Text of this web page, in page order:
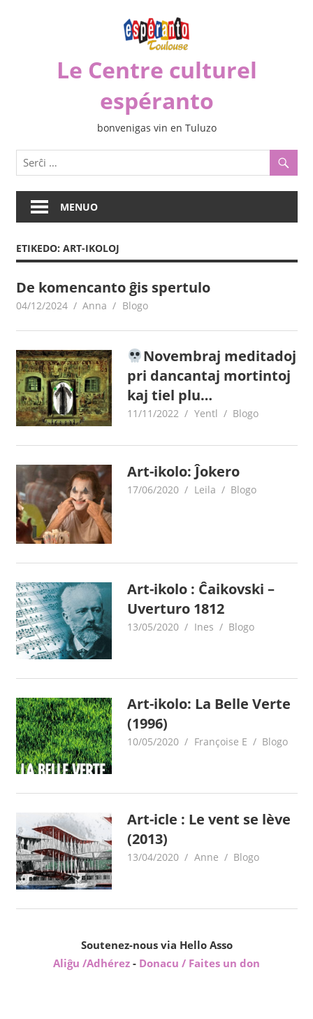
Le Centre culturel
espéranto
bonvenigas vin en Tuluzo
MENUO
ETIKEDO: ART-IKOLOJ
De komencanto ĝis spertulo
04/12/2024 Anna Blogo
Novembraj meditadoj
pri dancantaj mortintoj
kaj tiel plu…
11/11/2022 Yentl Blogo
Art-ikolo: Ĵokero
17/06/2020 Leila Blogo
Art-ikolo : Ĉaikovski –
Uverturo 1812
13/05/2020 Ines Blogo
Art-ikolo: La Belle Verte
(1996)
10/05/2020 Françoise E Blogo
Art-icle : Le vent se lève
(2013)
13/04/2020 Anne Blogo
Soutenez-nous via Hello Asso
Aliĝu /Adhérez - Donacu / Faites un don